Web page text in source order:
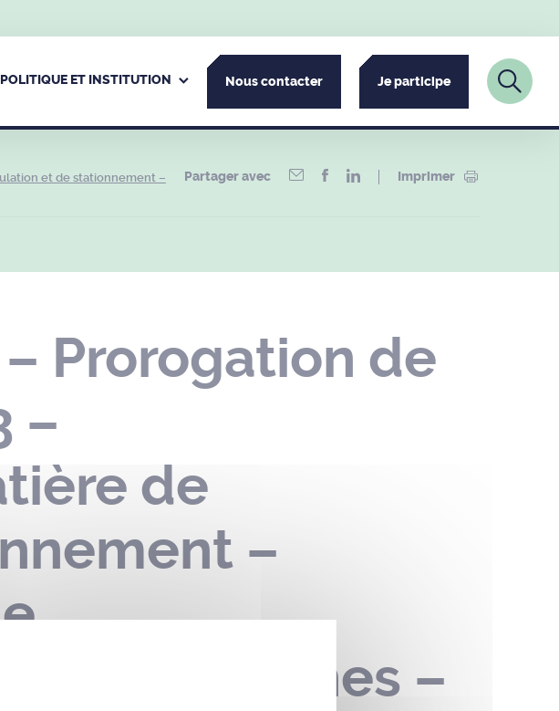
POLITIQUE ET INSTITUTION Nous contacter Je participe
et de stationnement –
Partager avec Imprimer
Prorogation de
–
de
–
d’Avranches –